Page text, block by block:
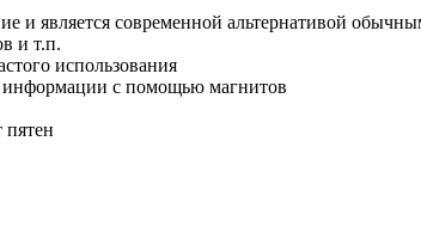
и является современной альтернативой
и т.п.
использования
информации с помощью магнитов
пятен